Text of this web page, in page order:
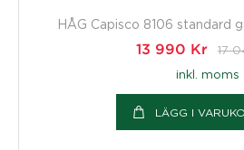
HÅG Capisco 8106 standard
13 990 Kr 17
inkl. moms
LÄGG I